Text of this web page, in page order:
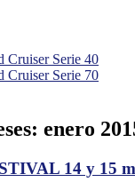
Cruiser Serie 40
Cruiser Serie 70
enero
14 y 15